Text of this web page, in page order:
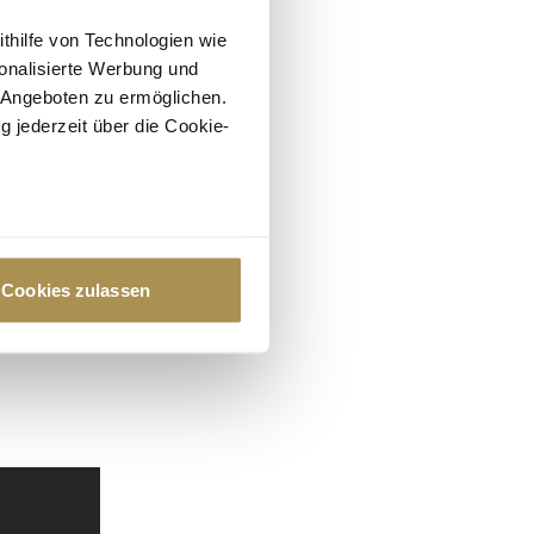
von Technologien wie
Werbung und
zu ermöglichen.
jederzeit über die Cookie-
Präferenzen im
Cookies zulassen